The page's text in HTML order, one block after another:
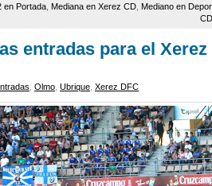
en Portada Mediana en Xerez CD Mediano en
CD
entradas para el Xerez
Olmo Ubrique Xerez DFC